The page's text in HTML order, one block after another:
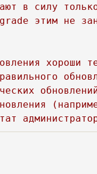
в силу
этим не
хороши